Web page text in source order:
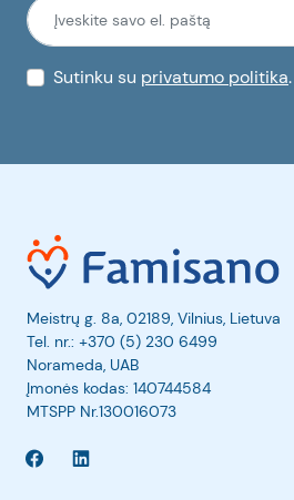
Sutinku su privatumo politika.
Meistrų g. 8a, 02189, Vilnius, Lietuva
Tel. nr.: +370 (5) 230 6499
Norameda, UAB
Įmonės kodas: 140744584
MTSPP Nr.130016073